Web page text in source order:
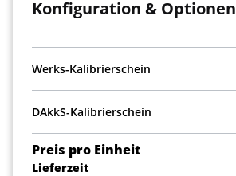
Konfiguration & Optionen
Werks-Kalibrierschein
DAkkS-Kalibrierschein
Preis pro Einheit
Lieferzeit